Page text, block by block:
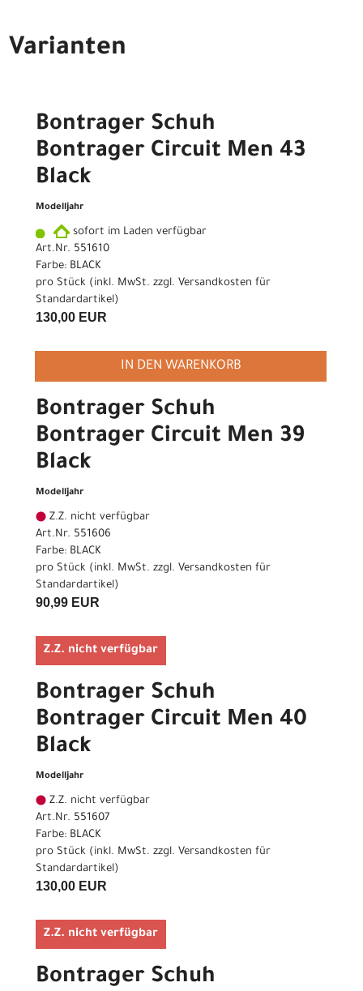
Varianten
Bontrager Schuh
Bontrager Circuit Men 43
Black
Modelljahr
sofort im Laden verfügbar
Art.Nr. 551610
Farbe: BLACK
pro Stück (inkl. MwSt. zzgl. Versandkosten für
Standardartikel)
130,00 EUR
IN DEN WARENKORB
Bontrager Schuh
Bontrager Circuit Men 39
Black
Modelljahr
Z.Z. nicht verfügbar
Art.Nr. 551606
Farbe: BLACK
pro Stück (inkl. MwSt. zzgl. Versandkosten für
Standardartikel)
90,99 EUR
Z.Z. nicht verfügbar
Bontrager Schuh
Bontrager Circuit Men 40
Black
Modelljahr
Z.Z. nicht verfügbar
Art.Nr. 551607
Farbe: BLACK
pro Stück (inkl. MwSt. zzgl. Versandkosten für
Standardartikel)
130,00 EUR
Z.Z. nicht verfügbar
Bontrager Schuh